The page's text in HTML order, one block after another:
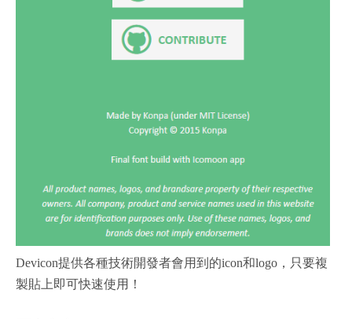
Devicon提供各種技術開發者會用到的icon和logo，只要複
製貼上即可快速使用！